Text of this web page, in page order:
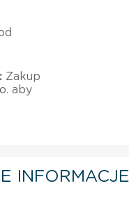
Zakup
aby
INFORMACJE